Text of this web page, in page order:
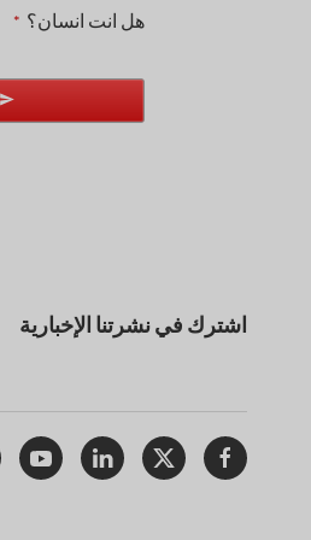
هل انت انسان؟ *
اشترك في نشرتنا الإخبارية